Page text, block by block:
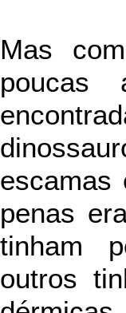
Mas
poucas
escamas
penas
tinham
outros